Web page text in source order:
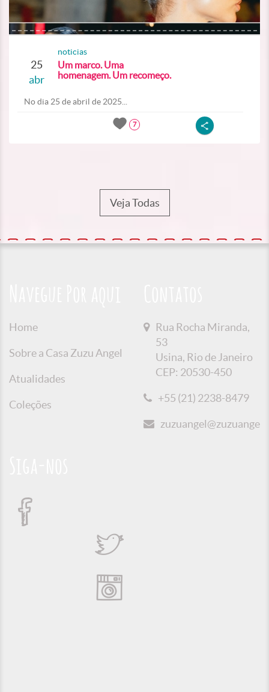
25
abr
noticias
Um marco. Uma
homenagem. Um recomeço.
No dia 25 de abril de 2025...
7
Veja Todas
Home
Sobre a Casa Zuzu Angel
Atualidades
Coleções
Rua Rocha Miranda,
53
Usina, Rio de Janeiro
CEP: 20530-450
+55 (21) 2238-8479